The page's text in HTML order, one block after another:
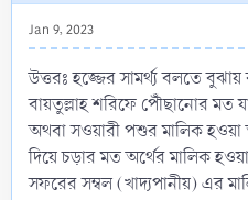
Jan 9, 2023
উত্তরঃ হজ্জের সামর্থ্য বলতে বুঝায়
বায়তুল্লাহ শরিফে পৌঁছানোর মত
অথবা সওয়ারী পশুর মালিক হওয়া
দিয়ে চড়ার মত অর্থের মালিক
সফরের সম্বল (খাদ্যপানীয়) এর